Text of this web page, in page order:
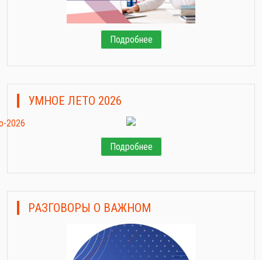
Подробнее
УМНОЕ ЛЕТО 2026
Подробнее
РАЗГОВОРЫ О ВАЖНОМ